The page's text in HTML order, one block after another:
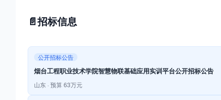
📄招标信息
公开招标公告
烟台工程职业技术学院智慧物联基础应用实训平台公开招标公告
山东 · 预算 63万元